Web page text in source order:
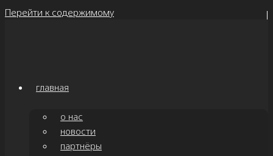
Перейти к содержимому
главная
о нас
новости
партнёры